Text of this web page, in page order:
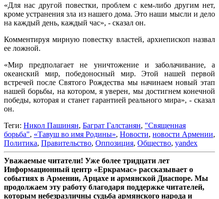
«Для нас другой повестки, проблем с кем-либо другим нет,
кроме устранения зла из нашего дома. Это наши мысли и дело
на каждый день, каждый час», - сказал он.
Комментируя мирную повестку властей, архиепископ назвал
ее ложной.
«Мир предполагает не уничтожение и заболачивание, а
океанский мир, победоносный мир. Этой нашей первой
встречей после Святого Рождества мы начинаем новый этап
нашей борьбы, на котором, я уверен, мы достигнем конечной
победы, которая и станет гарантией реального мира», - сказал
он.
Теги: Никол Пашинян, Баграт Галстанян, "Священная
борьба", «Тавуш во имя Родины», Новости, новости Армении,
Политика, Правительство, Оппозиция, Общество, yandex
Уважаемые читатели! Уже более тридцати лет
Информационный центр «Еркрамас» рассказывает о
событиях в Армении, Арцахе и армянской Диаспоре. Мы
продолжаем эту работу благодаря поддержке читателей,
которым небезразличны судьба армянского народа и